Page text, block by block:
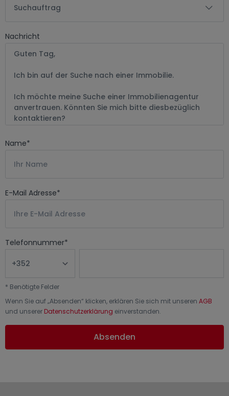
Suchauftrag
Nachricht
Name*
E-Mail Adresse*
Telefonnummer*
* Benötigte Felder
Wenn Sie auf „Absenden“ klicken, erklären Sie sich mit unseren AGB
und unserer Datenschutzerklärung einverstanden.
Absenden